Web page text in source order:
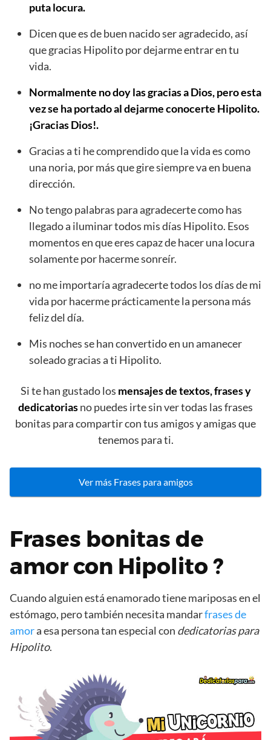
puta locura.
Dicen que es de buen nacido ser agradecido, así
que gracias Hipolito por dejarme entrar en tu
vida.
Normalmente no doy las gracias a Dios, pero esta
vez se ha portado al dejarme conocerte Hipolito.
¡Gracias Dios!.
Gracias a ti he comprendido que la vida es como
una noria, por más que gire siempre va en buena
dirección.
No tengo palabras para agradecerte como has
llegado a iluminar todos mis días Hipolito. Esos
momentos en que eres capaz de hacer una locura
solamente por hacerme sonreír.
no me importaría agradecerte todos los días de mi
vida por hacerme prácticamente la persona más
feliz del día.
Mis noches se han convertido en un amanecer
soleado gracias a ti Hipolito.
Si te han gustado los mensajes de textos, frases y
dedicatoriasno puedes irte sin ver todas las frases
bonitas para compartir con tus amigos y amigas que
tenemos para ti.
Ver más Frases para amigos
Frases bonitas de
amor con Hipolito ?
Cuando alguien está enamorado tiene mariposas en el
estómago, pero también necesita mandarfrases de
amora esa persona tan especial con dedicatorias para
Hipolito.